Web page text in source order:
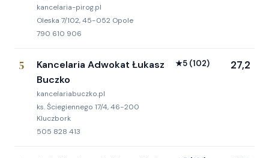
kancelaria-pirog.pl
Oleska 7/102, 45-052 Opole
790 610 906
5
Kancelaria Adwokat Łukasz
Buczko
kancelariabuczko.pl
ks. Ściegiennego 17/4, 46-200
Kluczbork
505 828 413
★5 (102) 27,2